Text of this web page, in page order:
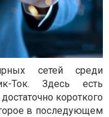
сетей среди
Ток. Здесь есть
короткого
в последующем